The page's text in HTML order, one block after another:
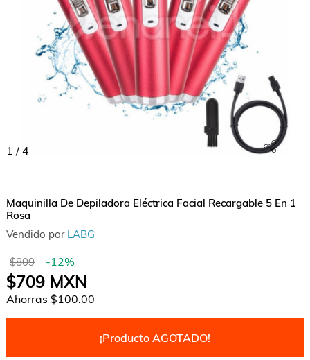
1 / 4
Maquinilla De Depiladora Eléctrica Facial Recargable 5 En 1
Rosa
Vendido por LABG
$809 -12%
$709MXN
Ahorras $100.00
¡Producto AGOTADO!